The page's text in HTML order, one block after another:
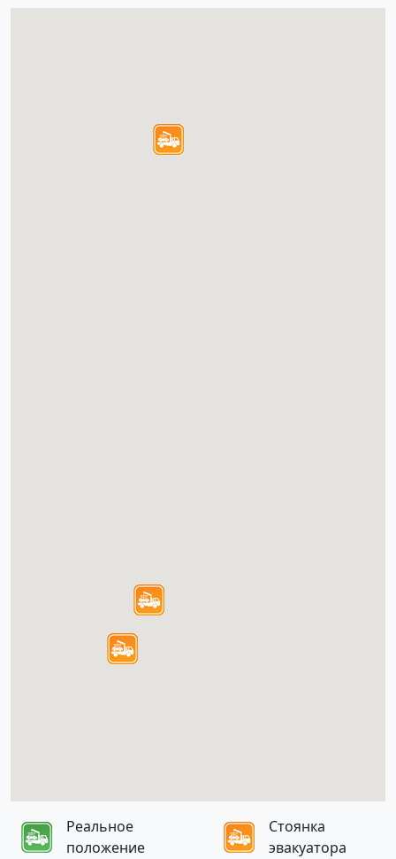
Реальное
положение
Стоянка
эвакуатора